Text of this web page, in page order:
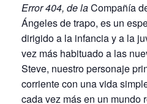
Error 404, de laCompañía
Ángeles de trapo, es un
dirigido a la infancia y a la
vez más habituado a las
Steve, nuestro personaje
corriente con una vida
cada vez más en un mundo